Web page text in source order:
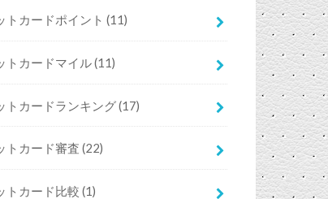
トカードポイント(11)
トカードマイル(11)
トカードランキング(17)
トカード審査(22)
トカード比較(1)